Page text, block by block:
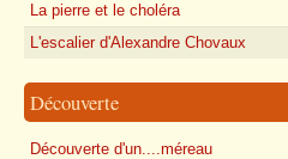
La pierre et le choléra
L'escalier d'Alexandre Chovaux
Découverte
Découverte d'un....méreau